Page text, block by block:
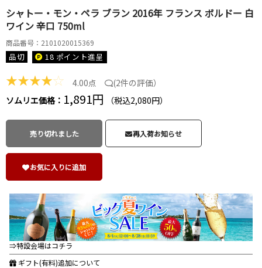
シャトー・モン・ペラ ブラン 2016年 フランス ボルドー 白
ワイン 辛口 750ml
商品番号：2101020015369
品切 18 ポイント進呈
★★★★☆ 4.00点 (2件の評価）
ソムリエ価格： 1,891円 （税込2,080円）
売り切れました 再入荷お知らせ
お気に入りに追加
⇒特設会場はコチラ
ギフト(有料)追加について